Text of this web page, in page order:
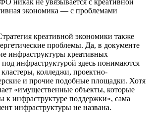
никак не увязывается с креативной
экономика — с проблемами
креативной экономики также
проблемы. Да, в документе
инфраструктуры креативных
инфраструктурой здесь понимаются
колледжи, проектно-
и прочие подобные площадки. Хотя
«имущественные объекты, которые
к инфраструктуре поддержки», сама
инфраструктуры не названа.